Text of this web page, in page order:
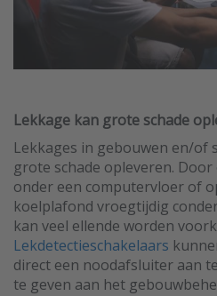
Lekkage kan grote schade
Lekkages in gebouwen en/of
grote schade opleveren.
onder een computervloer of
koelplafond vroegtijdig
kan veel ellende worden
Lekdetectieschakelaars
direct een noodafsluiter aan
te geven aan het